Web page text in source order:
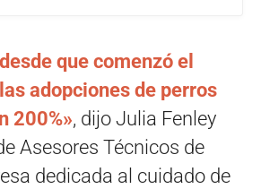
que comenzó el
adopciones de perros
200%», dijo Julia Fenley
Asesores Técnicos de
dedicada al cuidado de